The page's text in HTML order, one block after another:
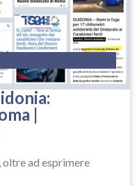
|
oltre ad esprimere